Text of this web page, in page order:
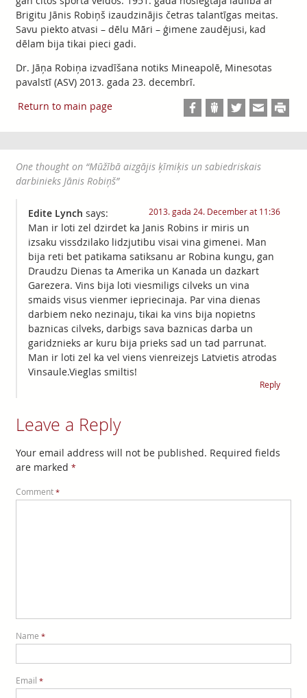
Brigitu Jānis Robiņš izaudzinājis četras talantīgas meitas.
Savu piekto atvasi – dēlu Māri – ģimene zaudējusi, kad
dēlam bija tikai pieci gadi.
Dr. Jāņa Robiņa izvadīšana notiks Mineapolē, Minesotas
pavalstī (ASV) 2013. gada 23. decembrī.
Return to main page
One thought on “Mūžībā aizgājis ķīmiķis un sabiedriskais
darbinieks Jānis Robiņš”
Edite Lynch says: 2013. gada 24. December at 11:36
Man ir loti zel dzirdet ka Janis Robins ir miris un
izsaku vissdzilako lidzjutibu visai vina gimenei. Man
bija reti bet patikama satiksanu ar Robina kungu, gan
Draudzu Dienas ta Amerika un Kanada un dazkart
Garezera. Vins bija loti viesmiligs cilveks un vina
smaids visus vienmer iepriecinaja. Par vina dienas
darbiem neko nezinaju, tikai ka vins bija nopietns
baznicas cilveks, darbigs sava baznicas darba un
garidznieks ar kuru bija prieks sad un tad parrunat.
Man ir loti zel ka vel viens vienreizejs Latvietis atrodas
Vinsaule.Vieglas smiltis!
Reply
Leave a Reply
Your email address will not be published. Required fields
are marked *
Comment *
Name *
Email *